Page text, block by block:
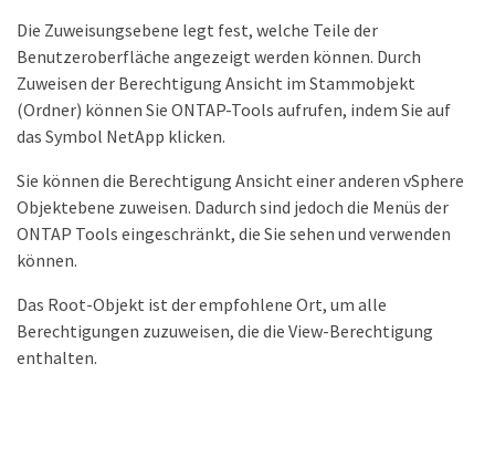
Die Zuweisungsebene legt fest, welche Teile der
Benutzeroberfläche angezeigt werden können. Durch
Zuweisen der Berechtigung Ansicht im Stammobjekt
(Ordner) können Sie ONTAP-Tools aufrufen, indem Sie auf
das Symbol NetApp klicken.
Sie können die Berechtigung Ansicht einer anderen vSphere
Objektebene zuweisen. Dadurch sind jedoch die Menüs der
ONTAP Tools eingeschränkt, die Sie sehen und verwenden
können.
Das Root-Objekt ist der empfohlene Ort, um alle
Berechtigungen zuzuweisen, die die View-Berechtigung
enthalten.